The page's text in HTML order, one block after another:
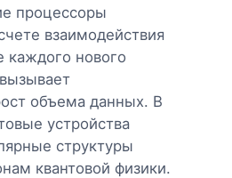
процессоры
взаимодействия
каждого нового
объема данных. В
устройства
структуры
квантовой физики.